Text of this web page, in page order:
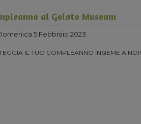
al Gelato Museum
5 Febbraio 2023
IL TUO COMPLEANNO INSIEME A NOI!